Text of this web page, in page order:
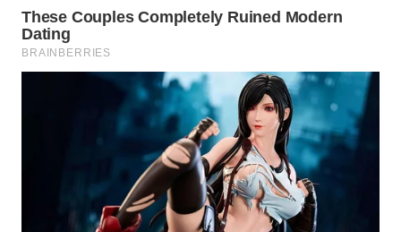
WAHANA
TV
WAHANANEWS
CO ID